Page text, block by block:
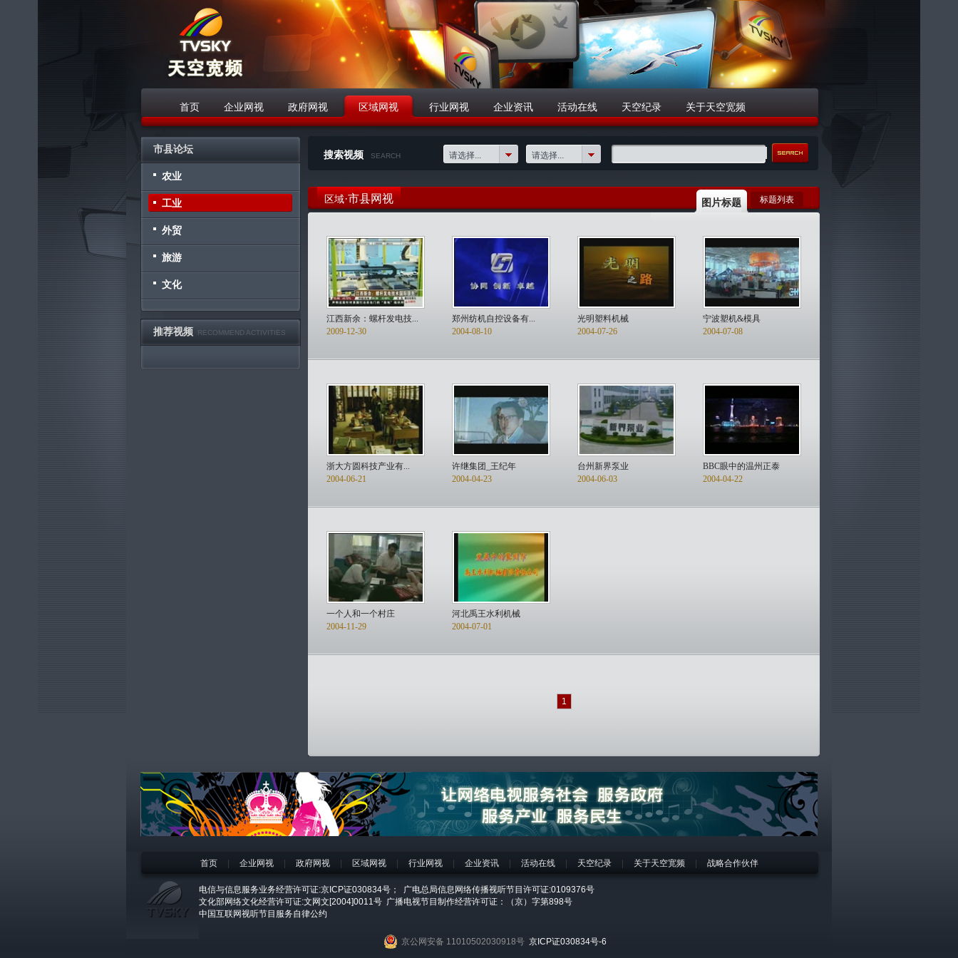
首页 企业网视 政府网视 区域网视 行业网视 企业资讯 活动在线 天空纪录 关于天空宽频
市县论坛
农业
工业
外贸
旅游
文化
推荐视频 RECOMMEND ACTIVITIES
搜索视频 SEARCH 请选择... 请选择...
区域·市县网视 图片标题 标题列表
江西新余：螺杆发电技...
2009-12-30
郑州纺机自控设备有...
2004-08-10
光明塑料机械
2004-07-26
宁波塑机&模具
2004-07-08
浙大方圆科技产业有...
2004-06-21
许继集团_王纪年
2004-04-23
台州新界泵业
2004-06-03
BBC眼中的温州正泰
2004-04-22
一个人和一个村庄
2004-11-29
河北禹王水利机械
2004-07-01
1
首页 企业网视 政府网视 区域网视 行业网视 企业资讯 活动在线 天空纪录 关于天空宽频 战略合作伙伴
电信与信息服务业务经营许可证:京ICP证030834号；
广电总局信息网络传播视听节目许可证:0109376号
文化部网络文化经营许可证:文网文[2004]0011号 广播电视节目制作经营许可证：（京）字第898号
中国互联网视听节目服务自律公约
京公网安备 11010502030918号 京ICP证030834号-6